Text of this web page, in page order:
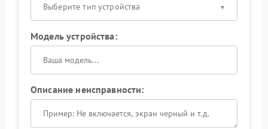
Выберите тип устройства
Модель устройства:
Описание неисправности: